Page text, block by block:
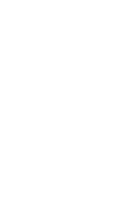
zu zeigen, die dir nicht auf die Nerven geht, wie